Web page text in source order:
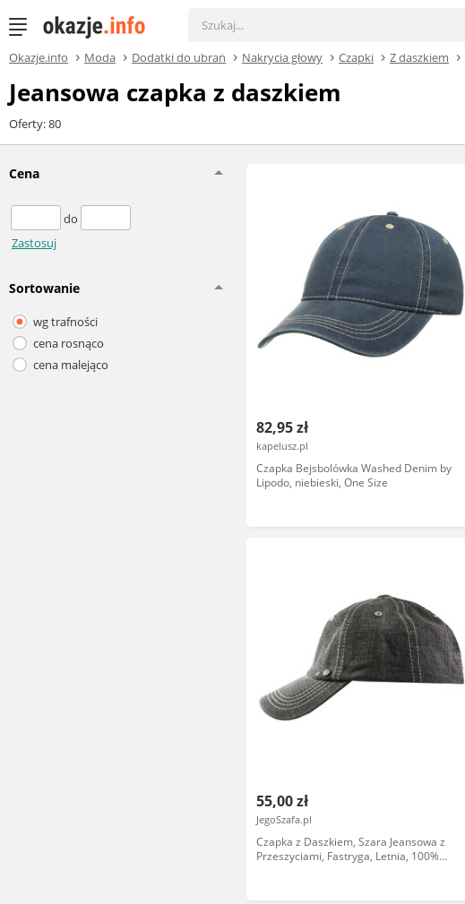
Okazje.info Moda Dodatki do ubrań Nakrycia głowy Czapki Z daszkiem
Jeansowa czapka z daszkiem
Oferty: 80
Cena
do
Zastosuj
Sortowanie
wg trafności
cena rosnąco
cena malejąco
82,95 zł
kapelusz.pl
Czapka Bejsbolówka Washed Denim by
Lipodo, niebieski, One Size
55,00 zł
JegoSzafa.pl
Czapka z Daszkiem, Szara Jeansowa z
Przeszyciami, Fastryga, Letnia, 100%